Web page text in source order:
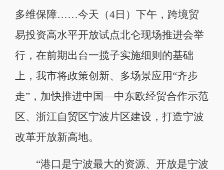
多维保障……今天（4日）下午，跨境贸
易投资高水平开放试点北仑现场推进会举
行，在前期出台一揽子实施细则的基础
上，我市将政策创新、多场景应用“齐步
走”，加快推进中国—中东欧经贸合作示范
区、浙江自贸区宁波片区建设，打造宁波
改革开放新高地。
“港口是宁波最大的资源、开放是宁波